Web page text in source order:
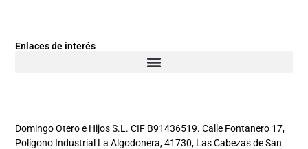
Enlaces de interés
Domingo Otero e Hijos S.L. CIF B91436519. Calle Fontanero 17,
Polígono Industrial La Algodonera, 41730, Las Cabezas de San